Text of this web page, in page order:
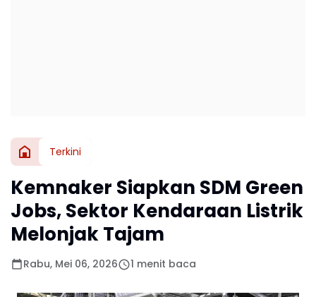
Terkini
Kemnaker Siapkan SDM Green
Jobs, Sektor Kendaraan Listrik
Melonjak Tajam
Rabu, Mei 06, 2026 1 menit baca